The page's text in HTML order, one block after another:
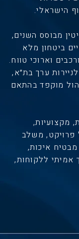
הישראלי.
מבוסס השנים,
ביטחון מלא
וארוכי טווח.
ערך בת״א,
מוקפד בהתאם
מקצועיות,
פרויקט, משלב
מבטיח איכות,
אמיתי ללקוחות,